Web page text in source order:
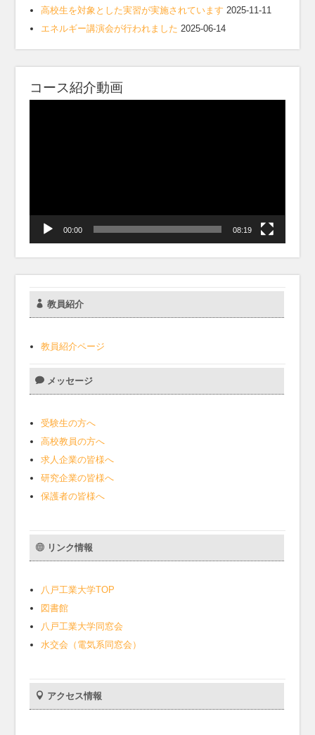
高校生を対象とした実習が実施されています 2025-11-11
エネルギー講演会が行われました 2025-06-14
コース紹介動画
00:00 08:19
教員紹介
教員紹介ページ
メッセージ
受験生の方へ
高校教員の方へ
求人企業の皆様へ
研究企業の皆様へ
保護者の皆様へ
リンク情報
八戸工業大学TOP
図書館
八戸工業大学同窓会
水交会（電気系同窓会）
アクセス情報